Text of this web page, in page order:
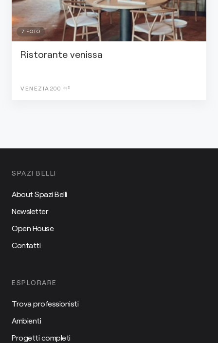
7 FOTO
Ristorante venissa
VENEZIA 200 m²
SPAZI BELLI
About Spazi Belli
Newsletter
Open House
Contatti
ESPLORARE
Trova professionisti
Ambienti
Progetti completi